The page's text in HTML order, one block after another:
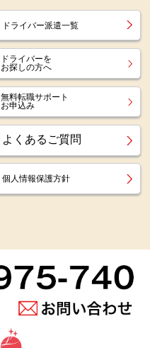
ドライバー派遣一覧
ドライバーを
お探しの方へ
無料転職サポート
お申込み
よくあるご質問
個人情報保護方針